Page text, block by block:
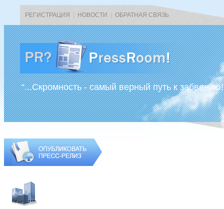
РЕГИСТРАЦИЯ НОВОСТИ ОБРАТНАЯ СВЯЗЬ
“...Скромность - самый верный путь к